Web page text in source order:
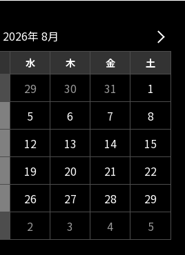
2026年 8月
水 木 金 土
29 30 31
1
5 6 7
8
12 13 14
15
19 20 21
22
26 27 28
29
2 3 4 5